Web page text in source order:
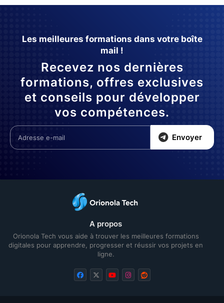
Les meilleures formations dans votre boîte
mail !
Recevez nos dernières
formations, offres exclusives
et conseils pour développer
vos compétences.
Envoyer
A propos
Orionola Tech vous aide à trouver les meilleures formations
digitales pour apprendre, progresser et réussir vos projets en
ligne.